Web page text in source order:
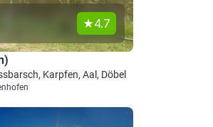
4.7
Karpfen, Aal, Döbel